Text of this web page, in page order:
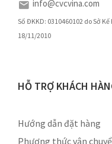
info@cvcvina.com
Số ĐKKD: 0310460102 do Sở
18/11/2010
HỖ TRỢ KHÁCH
Hướng dẫn đặt hàng
Phương thức vận